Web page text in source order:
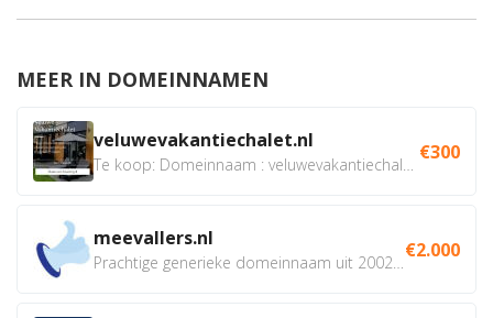
MEER IN DOMEINNAMEN
veluwevakantiechalet.nl €300
meevallers.nl €2.000